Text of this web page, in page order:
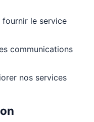
fournir le service
communications
nos services